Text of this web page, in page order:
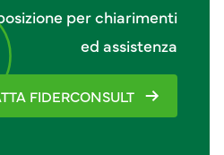
per chiarimenti
ed assistenza
FIDERCONSULT